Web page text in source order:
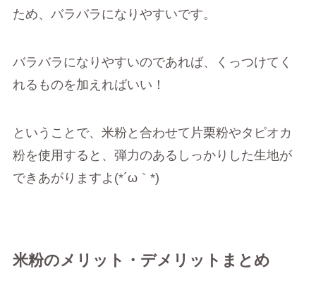
ため、バラバラになりやすいです。
バラバラになりやすいのであれば、くっつけてく
れるものを加えればいい！
ということで、米粉と合わせて片栗粉やタピオカ
粉を使用すると、弾力のあるしっかりした生地が
できあがりますよ(*´ω｀*)
米粉のメリット・デメリットまとめ